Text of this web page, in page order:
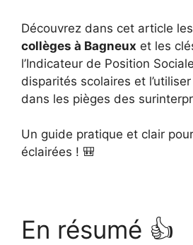
Découvrez dans cet article les
collèges à Bagneux et les
l’Indicateur de Position
disparités scolaires et
dans les pièges des
Un guide pratique et clair
éclairées ! 🎒
En résumé 👍